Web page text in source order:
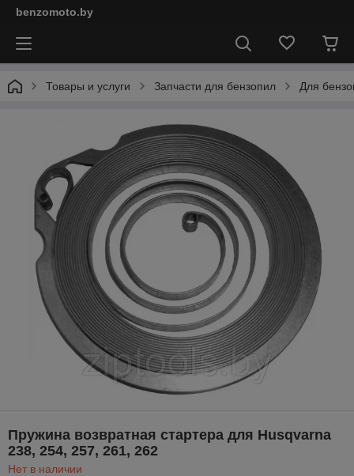
benzomoto.by
Товары и услуги Запчасти для бензопил Для
Пружина возвратная стартера для Husqvarna
238, 254, 257, 261, 262
Нет в наличии